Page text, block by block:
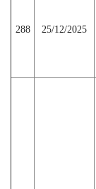
288 25/12/2025